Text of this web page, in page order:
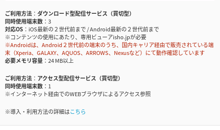
ご利用方法
ダウンロード型配信サービス（買切型）
同時使用端末数
3
対応OS
iOS最新の２世代前まで / Android最新の２世代前まで
※コンテンツの使用にあたり、専用ビューアisho.jpが必要
※Androidは、Android２世代前の端末のうち、国内キャリア経由で販売されている端
末（Xperia、GALAXY、AQUOS、ARROWS、Nexusなど）にて動作確認しています
必要メモリ容量
24 MB以上
ご利用方法
アクセス型配信サービス（買切型）
同時使用端末数
1
※インターネット経由でのWEBブラウザによるアクセス参照
※導入・利用方法の詳細はこちら